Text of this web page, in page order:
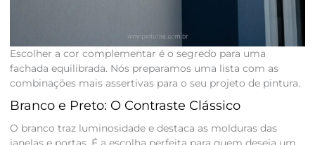
Escolher a cor complementar é o segredo para uma
fachada equilibrada. Nós preparamos uma lista com as
combinações mais assertivas para o seu projeto de pintura.
Branco e Preto: O Contraste Clássico
O branco traz luminosidade e destaca as molduras das